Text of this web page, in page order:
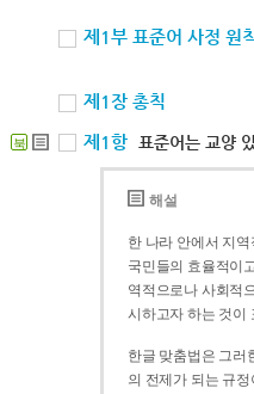
제1부 표준어 사정 원
제1장 총칙
북 제1항 표준어는 교양
해설
한 나라 안에서 지
국민들의 효율적이
역적으로나 사회적
시하고자 하는 것이
한글 맞춤법은 그러
의 전제가 되는 규